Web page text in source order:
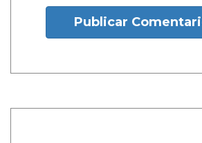
Publicar